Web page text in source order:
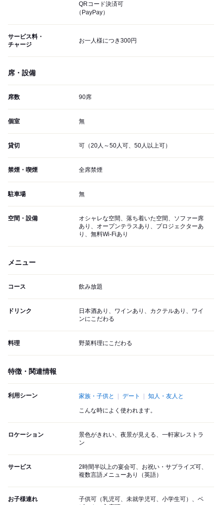
QRコード決済可
（PayPay）
サービス料・
チャージ
お一人様につき300円
席・設備
席数 90席
個室 無
貸切 可（20人～50人可、50人以上可）
禁煙・喫煙 全席禁煙
駐車場 無
空間・設備
オシャレな空間、落ち着いた空間、ソファー席
あり、オープンテラスあり、プロジェクターあ
り、無料Wi-Fiあり
メニュー
コース 飲み放題
ドリンク
日本酒あり、ワインあり、カクテルあり、ワイ
ンにこだわる
料理 野菜料理にこだわる
特徴・関連情報
利用シーン 家族・子供と デート 知人・友人と
こんな時によく使われます。
ロケーション
景色がきれい、夜景が見える、一軒家レストラ
ン
サービス
2時間半以上の宴会可、お祝い・サプライズ可、
複数言語メニューあり（英語）
お子様連れ
子供可（乳児可、未就学児可、小学生可）、ベ